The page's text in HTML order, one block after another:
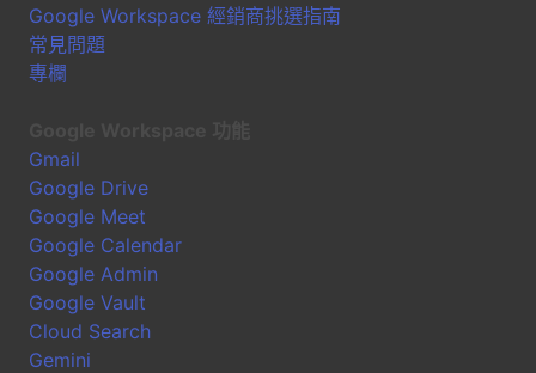
Google Workspace 經銷商挑選指南
常見問題
專欄
Gmail
Google Drive
Google Meet
Google Calendar
Google Admin
Google Vault
Cloud Search
Gemini